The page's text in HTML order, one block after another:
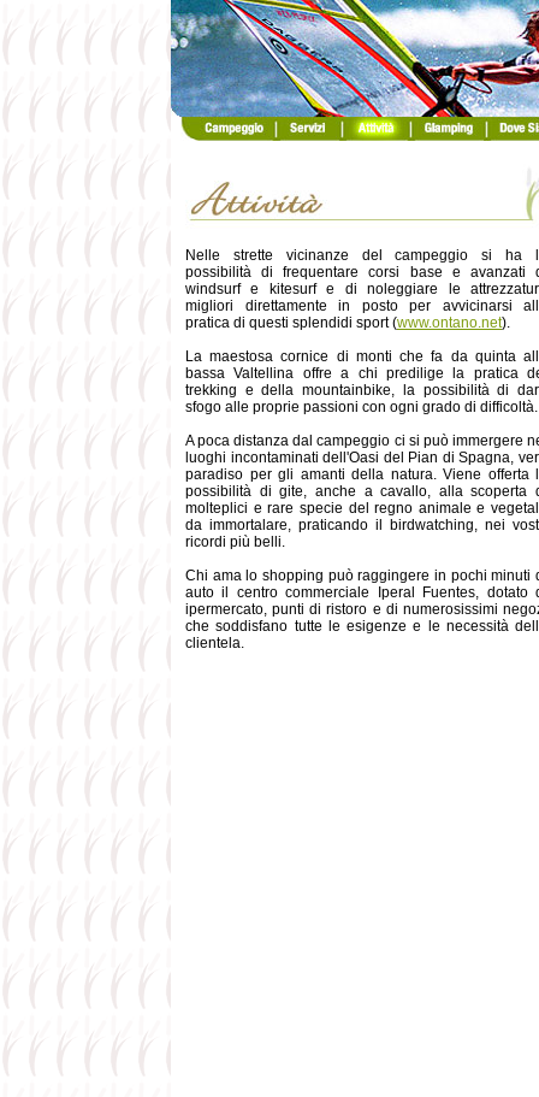
Nelle strette vicinanze del campeggio si ha
possibilità di frequentare corsi base e avanzati
windsurf e kitesurf e di noleggiare le
migliori direttamente in posto per avvicinarsi
pratica di questi splendidi sport (www.ontano.net).
La maestosa cornice di monti che fa da quinta
bassa Valtellina offre a chi predilige la pratica
trekking e della mountainbike, la possibilità di
sfogo alle proprie passioni con ogni grado di difficoltà.
A poca distanza dal campeggio ci si può immergere
luoghi incontaminati dell'Oasi del Pian di Spagna,
paradiso per gli amanti della natura. Viene offerta
possibilità di gite, anche a cavallo, alla scoperta
molteplici e rare specie del regno animale e
da immortalare, praticando il birdwatching, nei
ricordi più belli.
Chi ama lo shopping può raggingere in pochi minuti
auto il centro commerciale Iperal Fuentes, dotato
ipermercato, punti di ristoro e di numerosissimi
che soddisfano tutte le esigenze e le necessità
clientela.